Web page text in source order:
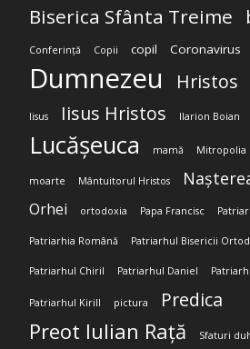
Biserica Sfânta Treime
Conferință Copii copil Coronavirus
Dumnezeu Hristos
Iisus Iisus Hristos Ilarion Boian
Lucășeuca mamă Mitropolia
moarte Mântuitorul Hristos
Orhei ortodoxia Papa Francisc
Patriarhia Română Patriarhul Bisericii
Patriarhul Chiril Patriarhul Daniel
Patriarhul Kirill pictura Predica
Preot Iulian Rață Sfaturi